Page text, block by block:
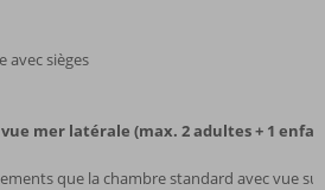
avec sièges
mer latérale (max. 2 adultes + 1
que la chambre standard avec vue